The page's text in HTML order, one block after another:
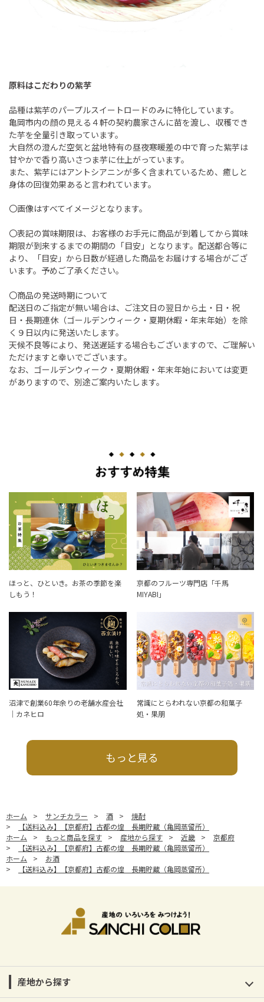
原料はこだわりの紫芋
品種は紫芋のパープルスイートロードのみに特化しています。
亀岡市内の顔の見える４軒の契約農家さんに苗を渡し、収穫でき
た芋を全量引き取っています。
大自然の澄んだ空気と盆地特有の昼夜寒暖差の中で育った紫芋は
甘やかで香り高いさつま芋に仕上がっています。
また、紫芋にはアントシアニンが多く含まれているため、癒しと
身体の回復効果あると言われています。
〇画像はすべてイメージとなります。
〇表記の賞味期限は、お客様のお手元に商品が到着してから賞味
期限が到来するまでの期間の「目安」となります。配送都合等に
より、「目安」から日数が経過した商品をお届けする場合がござ
います。予めご了承ください。
〇商品の発送時期について
配送日のご指定が無い場合は、ご注文日の翌日から土・日・祝
日・長期連休（ゴールデンウィーク・夏期休暇・年末年始）を除
く９日以内に発送いたします。
天候不良等により、発送遅延する場合もございますので、ご理解い
ただけますと幸いでございます。
なお、ゴールデンウィーク・夏期休暇・年末年始においては変更
がありますので、別途ご案内いたします。
ほっと、ひといき。お茶の季節を楽
しもう！
京都のフルーツ専門店「千馬
MIYABI」
沼津で創業60年余りの老舗水産会社
｜カネヒロ
常識にとらわれない京都の和菓子
処・果朋
もっと見る
ホーム > サンチカラー > 酒 >
焼酎
>
【送料込み】【京都府】古都の煌 長期貯蔵（亀岡蒸留所）
ホーム
> もっと商品を探す > 産地から探す > 近畿 >
京都府
>
【送料込み】【京都府】古都の煌 長期貯蔵（亀岡蒸留所）
ホーム
>
お酒
>
【送料込み】【京都府】古都の煌 長期貯蔵（亀岡蒸留所）
産地から探す